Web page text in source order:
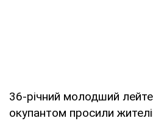
36-річний молодший
окупантом просили